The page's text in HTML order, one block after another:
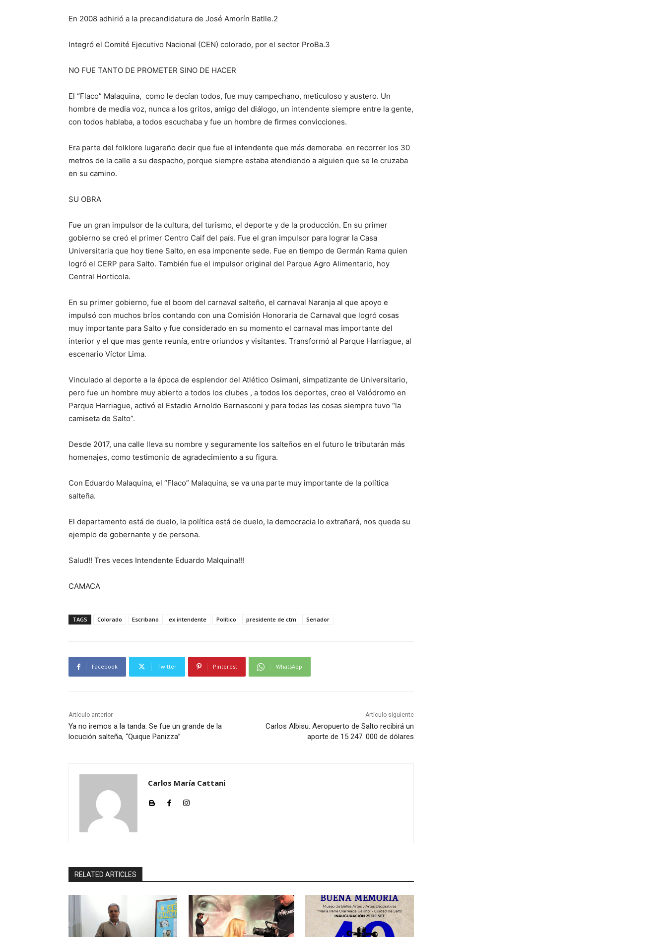
En 2008 adhirió a la precandidatura de José Amorín Batlle.2​
Integró el Comité Ejecutivo Nacional (CEN) colorado, por el sector ProBa.3​
NO FUE TANTO DE PROMETER SINO DE HACER
El “Flaco” Malaquina, como le decían todos, fue muy campechano, meticuloso y austero. Un
hombre de media voz, nunca a los gritos, amigo del diálogo, un intendente siempre entre la gente,
con todos hablaba, a todos escuchaba y fue un hombre de firmes convicciones.
Era parte del folklore lugareño decir que fue el intendente que más demoraba en recorrer los 30
metros de la calle a su despacho, porque siempre estaba atendiendo a alguien que se le cruzaba
en su camino.
SU OBRA
Fue un gran impulsor de la cultura, del turismo, el deporte y de la producción. En su primer
gobierno se creó el primer Centro Caif del país. Fue el gran impulsor para lograr la Casa
Universitaria que hoy tiene Salto, en esa imponente sede. Fue en tiempo de Germán Rama quien
logró el CERP para Salto. También fue el impulsor original del Parque Agro Alimentario, hoy
Central Horticola.
En su primer gobierno, fue el boom del carnaval salteño, el carnaval Naranja al que apoyo e
impulsó con muchos bríos contando con una Comisión Honoraria de Carnaval que logró cosas
muy importante para Salto y fue considerado en su momento el carnaval mas importante del
interior y el que mas gente reunía, entre oriundos y visitantes. Transformó al Parque Harriague, al
escenario Víctor Lima.
Vinculado al deporte a la época de esplendor del Atlético Osimani, simpatizante de Universitario,
pero fue un hombre muy abierto a todos los clubes , a todos los deportes, creo el Velódromo en
Parque Harriague, activó el Estadio Arnoldo Bernasconi y para todas las cosas siempre tuvo “la
camiseta de Salto”.
Desde 2017, una calle lleva su nombre y seguramente los salteños en el futuro le tributarán más
homenajes, como testimonio de agradecimiento a su figura.
Con Eduardo Malaquina, el “Flaco” Malaquina, se va una parte muy importante de la política
salteña.
El departamento está de duelo, la política está de duelo, la democracia lo extrañará, nos queda su
ejemplo de gobernante y de persona.
Salud!! Tres veces Intendente Eduardo Malquina!!!
CAMACA
TAGS Colorado Escribano ex intendente Político presidente de ctm Senador
Facebook Twitter Pinterest WhatsApp
Artículo anterior
Ya no iremos a la tanda: Se fue un grande de la
locución salteña, “Quique Panizza”
Artículo siguiente
Carlos Albisu: Aeropuerto de Salto recibirá un
aporte de 15 247. 000 de dólares
Carlos María Cattani
RELATED ARTICLES